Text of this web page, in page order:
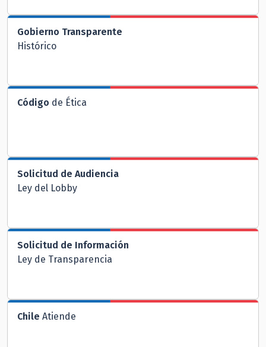
Gobierno Transparente
Histórico
Código de Ética
Solicitud de Audiencia
Ley del Lobby
Solicitud de Información
Ley de Transparencia
Chile Atiende